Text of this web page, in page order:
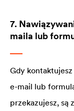
7.
maila lub
Gdy
e-mail lub
przekazujesz, są